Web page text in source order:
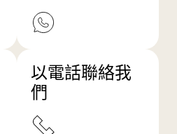
以電話聯絡我
們